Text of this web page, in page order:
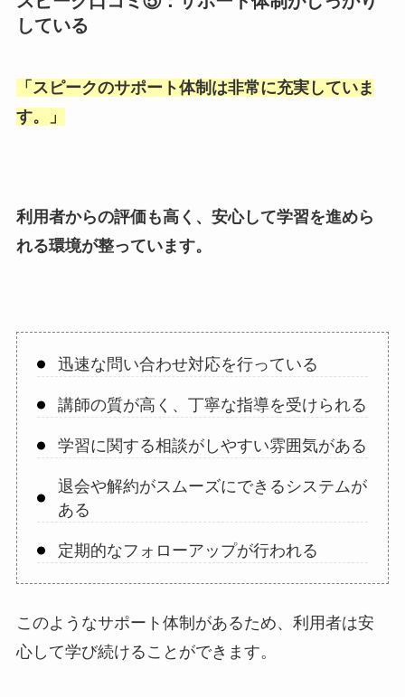
している
「 スピークのサポート体制は非常に充実していま
す。
」
利用者からの評価も高く、安心して学習を進めら
れる環境が整っています。
迅速な問い合わせ対応を行っている
講師の質が高く、丁寧な指導を受けられる
学習に関する相談がしやすい雰囲気がある
退会や解約がスムーズにできるシステムが
ある
定期的なフォローアップが行われる
このようなサポート体制があるため、利用者は安
心して学び続けることができます。